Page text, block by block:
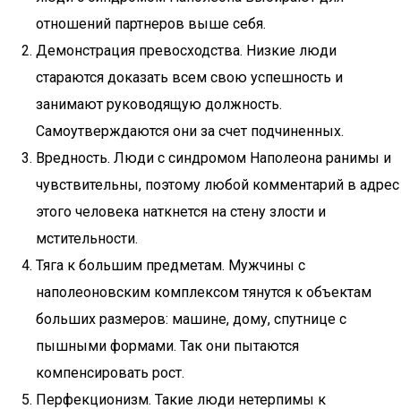
отношений партнеров выше себя.
Демонстрация превосходства. Низкие люди
стараются доказать всем свою успешность и
занимают руководящую должность.
Самоутверждаются они за счет подчиненных.
Вредность. Люди с синдромом Наполеона ранимы и
чувствительны, поэтому любой комментарий в адрес
этого человека наткнется на стену злости и
мстительности.
Тяга к большим предметам. Мужчины с
наполеоновским комплексом тянутся к объектам
больших размеров: машине, дому, спутнице с
пышными формами. Так они пытаются
компенсировать рост.
Перфекционизм. Такие люди нетерпимы к